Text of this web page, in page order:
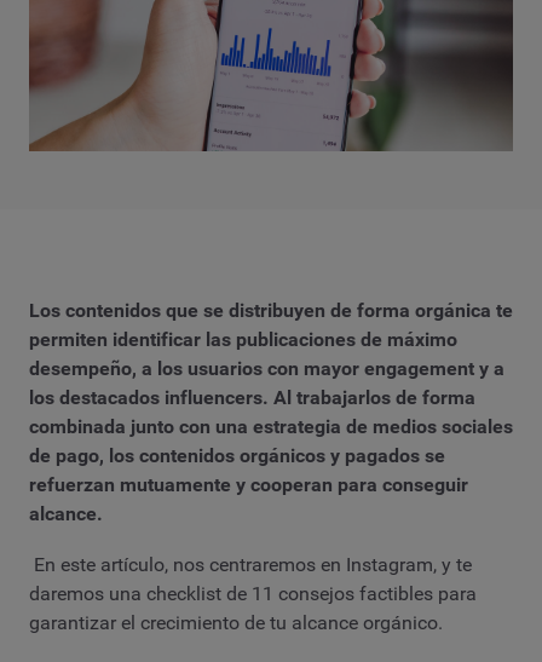
Los contenidos que se distribuyen de forma orgánica te
permiten identificar las publicaciones de máximo
desempeño, a los usuarios con mayor engagement y a
los destacados influencers. Al trabajarlos de forma
combinada junto con una estrategia de medios sociales
de pago, los contenidos orgánicos y pagados se
refuerzan mutuamente y cooperan para conseguir
alcance.
En este artículo, nos centraremos en Instagram, y te
daremos una checklist de 11 consejos factibles para
garantizar el crecimiento de tu alcance orgánico.